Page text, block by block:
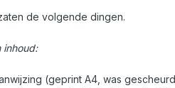
de volgende dingen.
inhoud:
(geprint A4, was